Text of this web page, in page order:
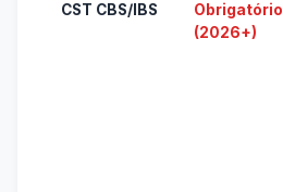
CST CBS/IBS
Obrigatório
(2026+)